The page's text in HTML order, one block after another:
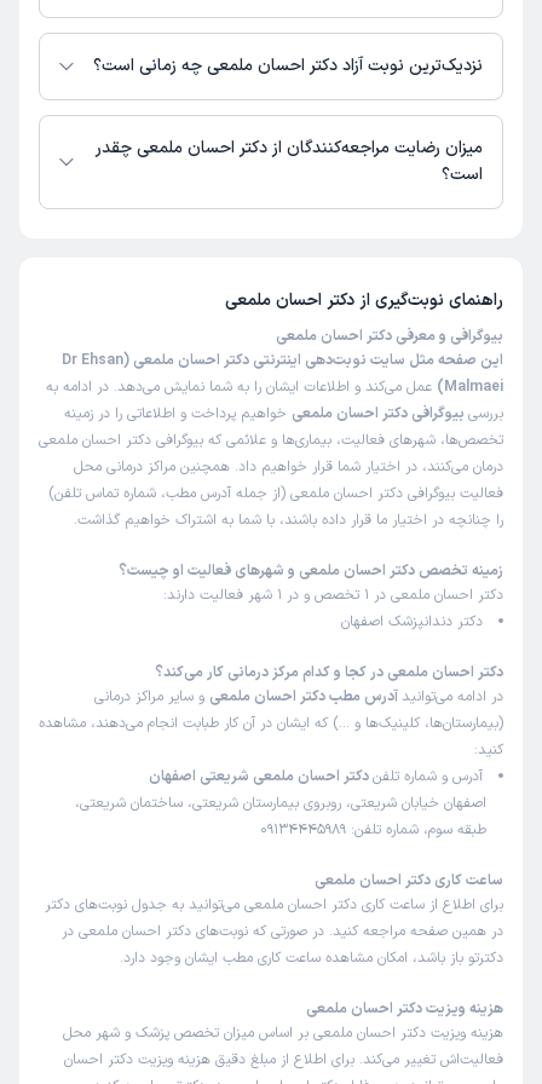
زمان انتظار:0-15 دقیقه
من چندسال پیش دندونمو جای دیگه عصب کشی کرده بودم که
که این کار تخصصی را برام انجام دادن، کارشون و اخلاقه شون
بسیار حرفه ای و عالی بود.
این پزشک را پیشنهاد میکنم
زمان انتظار:0-15 دقیقه
برای جراحی دندان عقل نهفته ب ایشان مراجعه کردم که بدون
کوچکترین دردی و با سرعت بسیار بالا دندونمو خارج کردن واقعا
راضی بودم حتما پیشنهاد میکنم
الناز
زمان انتظار:0-15 دقیقه
عالی بدون کوچکترین درد دندان نهفته را واسم خارج کردن
بسیار راضی بودم
علت مراجعه: برای جراحی دندان عقل
کاربر دکترتو
1405/05/03
)
این پزشک را پیشنهاد میکنم
من برای کشیدن و ایمپلنت دندان به آقای دکتر مراجعه کردم ،
همزمان با کشیدن دندان برام ایمپلنت انجام دادن ، حین کار
اصلا چیزی حس نکردم و دردی نداشتم و بعدش هم دردی
در حال حاضر اطلاعاتی درباره ارائه ویزیت آنلاین توسط دکتر احسان ملمعی در
دسترس نیست. برای دریافت اطلاعات دقیق‌تر، لطفاً با مطب تماس بگیرید.
نزدیک‌ترین نوبت آزاد دکتر احسان ملمعی چه زمانی است؟
دکتر احسان ملمعی از روز یکشنبه 18 مرداد 1405 بیمار جدید می‌پذیرند.
میزان رضایت مراجعه‌کنندگان از دکتر احسان ملمعی چقدر
است؟
راهنمای نوبت‌گیری از دکتر احسان ملمعی
بیوگرافی و معرفی دکتر احسان ملمعی
این صفحه مثل سایت نوبت‌دهی اینترنتی دکتر احسان ملمعی (Dr Ehsan
Malmaei)
عمل می‌کند و اطلاعات ایشان را به شما نمایش می‌دهد. در ادامه به
بررسی بیوگرافی دکتر احسان ملمعی خواهیم پرداخت و اطلاعاتی را در زمینه
تخصص‌ها، شهرهای فعالیت، بیماری‌ها و علائمی که بیوگرافی دکتر احسان ملمعی
درمان می‌کنند، در اختیار شما قرار خواهیم داد. همچنین مراکز درمانی محل
فعالیت بیوگرافی دکتر احسان ملمعی (از جمله آدرس مطب، شماره تماس تلفن)
را چنانچه در اختیار ما قرار داده باشند، با شما به اشتراک خواهیم گذاشت.
زمینه تخصص دکتر احسان ملمعی و شهرهای فعالیت او چیست؟
دکتر احسان ملمعی در 1 تخصص و در 1 شهر فعالیت دارند:
دکتر دندانپزشک اصفهان
دکتر احسان ملمعی در کجا و کدام مرکز درمانی کار می‌کند؟
در ادامه می‌توانید آدرس مطب دکتر احسان ملمعی و سایر مراکز درمانی
(بیمارستان‌ها، کلینیک‌ها و …) که ایشان در آن کار طبابت انجام می‌دهند، مشاهده
کنید:
آدرس و شماره تلفندکتر احسان ملمعی شریعتی اصفهان
اصفهان خیابان شریعتی، روبروی بیمارستان شریعتی، ساختمان شریعتی،
طبقه سوم، شماره تلفن: 09134445989
ساعت کاری دکتر احسان ملمعی
برای اطلاع از ساعت کاری دکتر احسان ملمعی می‌توانید به جدول نوبت‌های دکتر
در همین صفحه مراجعه کنید. در صورتی که نوبت‌های دکتر احسان ملمعی در
دکترتو باز باشد، امکان مشاهده ساعت کاری مطب ایشان وجود دارد.
هزینه ویزیت دکتر احسان ملمعی
هزینه ویزیت دکتر احسان ملمعی بر اساس میزان تخصص پزشک و شهر محل
فعالیت‌اش تغییر می‌کند. برای اطلاع از مبلغ دقیق هزینه ویزیت دکتر احسان